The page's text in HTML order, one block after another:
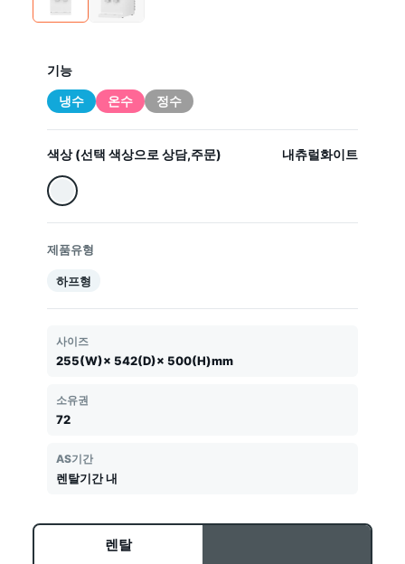
기능
냉수
온수 정수
색상 (선택 색상으로 상담,주문) 내츄럴화이트
제품유형
하프형
사이즈
255(W)× 542(D)× 500(H)mm
소유권
72
AS기간
렌탈기간 내
렌탈